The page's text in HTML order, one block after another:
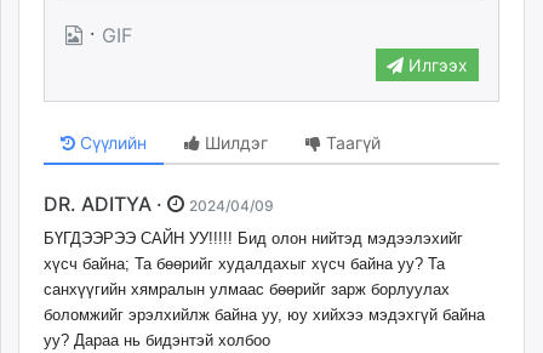
· GIF
Илгээх
Сүүлийн Шилдэг Таагүй
DR. ADITYA ·
2024/04/09
БҮГДЭЭРЭЭ САЙН УУ!!!!! Бид олон нийтэд мэдээлэхийг
хүсч байна; Та бөөрийг худалдахыг хүсч байна уу? Та
санхүүгийн хямралын улмаас бөөрийг зарж борлуулах
боломжийг эрэлхийлж байна уу, юу хийхээ мэдэхгүй байна
уу? Дараа нь бидэнтэй холбоо